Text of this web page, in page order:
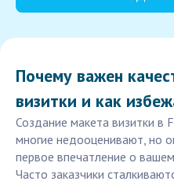
Почему важен
визитки и как
Создание макета визитки в
многие недооценивают, но
первое впечатление о
Часто заказчики